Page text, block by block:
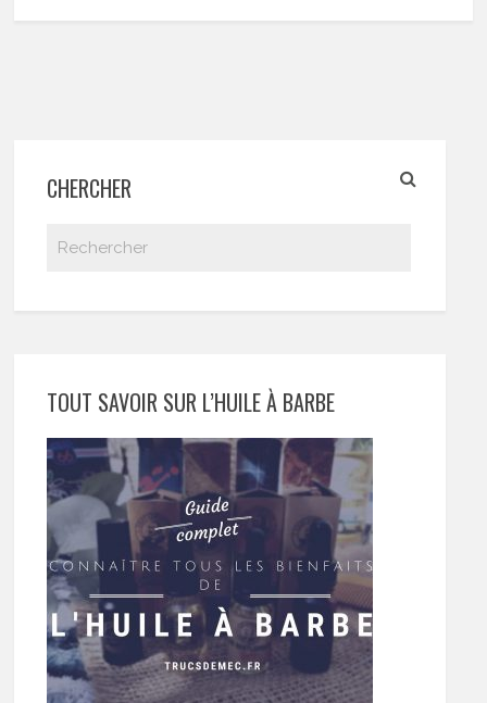
CHERCHER
TOUT SAVOIR SUR L’HUILE À BARBE